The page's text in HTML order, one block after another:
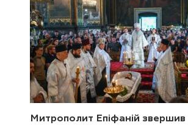
Митрополит Епіфаній звершив